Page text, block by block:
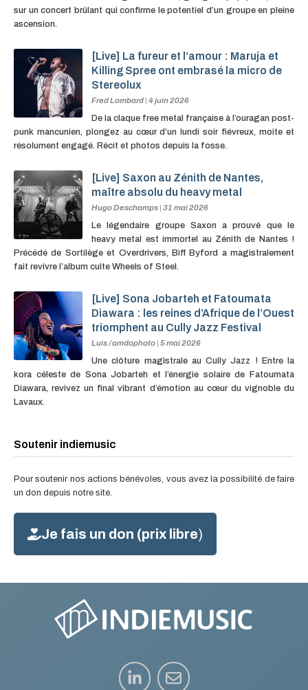
sur un concert brûlant qui confirme le potentiel d’un groupe en pleine
ascension.
[Live] La fureur et l’amour : Maruja et
Killing Spree ont embrasé la micro de
Stereolux
Fred Lombard | 4 juin 2026
De la claque free metal française à l’ouragan post-
punk mancunien, plongez au cœur d’un lundi soir fiévreux, moite et
résolument engagé. Récit et photos depuis la fosse.
[Live] Saxon au Zénith de Nantes,
maître absolu du heavy metal
Hugo Deschamps | 31 mai 2026
Le légendaire groupe Saxon a prouvé que le
heavy metal est immortel au Zénith de Nantes !
Précédé de Sortilège et Overdrivers, Biff Byford a magistralement
fait revivre l’album culte Wheels of Steel.
[Live] Sona Jobarteh et Fatoumata
Diawara : les reines d’Afrique de l’Ouest
triomphent au Cully Jazz Festival
Luis / amdophoto | 5 mai 2026
Une clôture magistrale au Cully Jazz ! Entre la
kora céleste de Sona Jobarteh et l’énergie solaire de Fatoumata
Diawara, revivez un final vibrant d’émotion au cœur du vignoble du
Lavaux.
Soutenir indiemusic
Pour soutenir nos actions bénévoles, vous avez la possibilité de faire
un don depuis notre site.
Je fais un don (prix libre)